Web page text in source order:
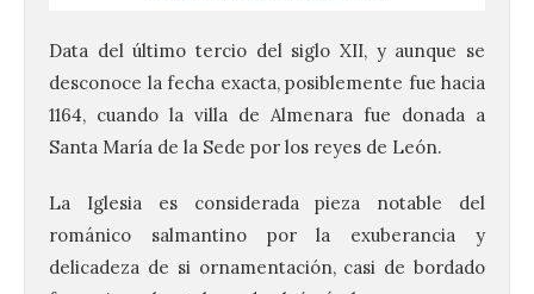
Data del último tercio del siglo XII, y aunque se
desconoce la fecha exacta, posiblemente fue hacia
1164, cuando la villa de Almenara fue donada a
Santa María de la Sede por los reyes de León.
La Iglesia es considerada pieza notable del
románico salmantino por la exuberancia y
delicadeza de si ornamentación, casi de bordado